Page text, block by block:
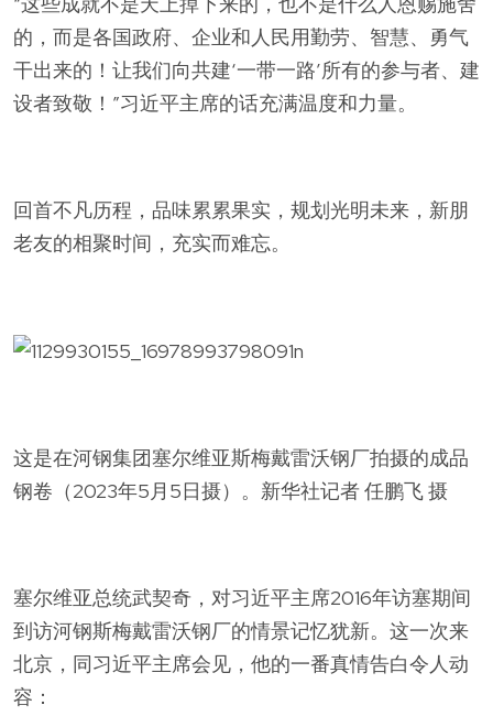
的，而是各国政府、企业和人民用勤劳、智慧、勇气
干出来的！让我们向共建‘一带一路’所有的参与者、建
设者致敬！”习近平主席的话充满温度和力量。
回首不凡历程，品味累累果实，规划光明未来，新朋
老友的相聚时间，充实而难忘。
这是在河钢集团塞尔维亚斯梅戴雷沃钢厂拍摄的成品
钢卷（2023年5月5日摄）。新华社记者 任鹏飞 摄
塞尔维亚总统武契奇，对习近平主席2016年访塞期间
到访河钢斯梅戴雷沃钢厂的情景记忆犹新。这一次来
北京，同习近平主席会见，他的一番真情告白令人动
容：